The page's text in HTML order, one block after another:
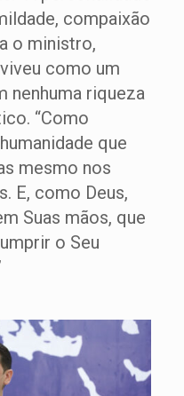
compaixão
o ministro,
como um
nenhuma riqueza
“Como
que
mesmo nos
E, como Deus,
Suas mãos, que
o Seu